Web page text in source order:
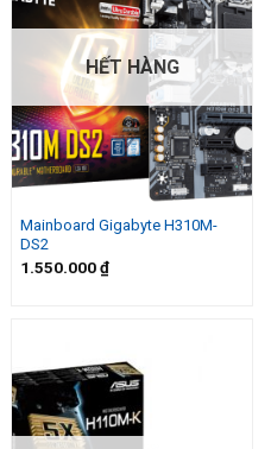
HẾT HÀNG
Mainboard Gigabyte H310M-
DS2
1.550.000₫